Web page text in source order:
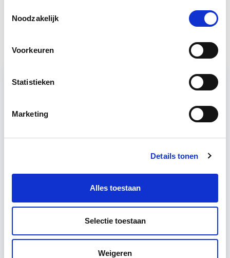
Noodzakelijk
Voorkeuren
Statistieken
Marketing
Details tonen
Alles toestaan
Selectie toestaan
Weigeren
Circulair Bouwen Start do 24 sep
Business Case voor Vastgoed- &
vastgoedprojecten te realiseren en/of te
verbeteren. De belangrijkste trends in vastgoed
komen voorbij, waarbij de… Lees verder
Utrecht en/of online
15 Lesdagen lesdag(en)